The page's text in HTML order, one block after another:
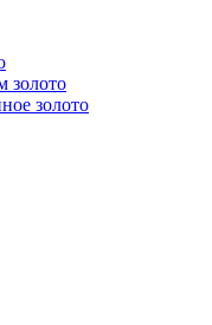
золото
золото